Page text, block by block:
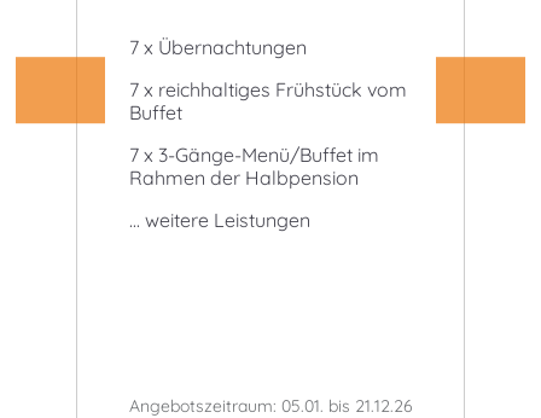
7 x Übernachtungen
7 x reichhaltiges Frühstück vom
Buffet
7 x 3-Gänge-Menü/Buffet im
Rahmen der Halbpension
... weitere Leistungen
Angebotszeitraum: 05.01. bis 21.12.26